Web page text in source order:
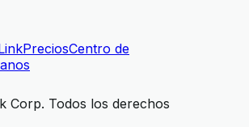
PreciosCentro de
Corp. Todos los derechos